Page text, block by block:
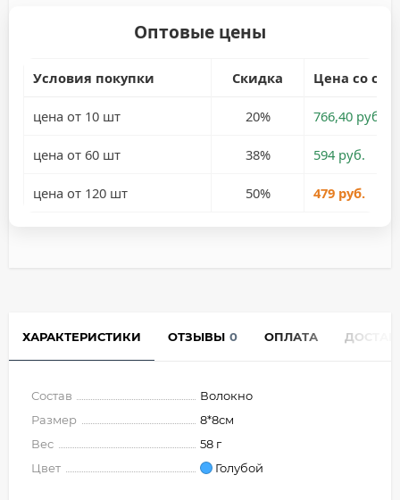
Оптовые цены
Условия покупки Скидка Цена со
цена от 10 шт 20% 766,40 руб.
цена от 60 шт 38% 594 руб.
цена от 120 шт 50% 479 руб.
ХАРАКТЕРИСТИКИ ОТЗЫВЫ 0 ОПЛАТА
Состав
Волокно
Размер
8*8см
Вес
58 г
Цвет
Голубой